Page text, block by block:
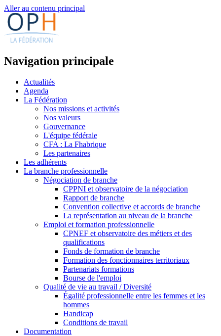
Aller au contenu principal
Navigation principale
Actualités
Agenda
La Fédération
Nos missions et activités
Nos valeurs
Gouvernance
L'équipe fédérale
CFA : La Fhabrique
Les partenaires
Les adhérents
La branche professionnelle
Négociation de branche
CPPNI et observatoire de la négociation
Rapport de branche
Convention collective et accords de branche
La représentation au niveau de la branche
Emploi et formation professionnelle
CPNEF et observatoire des métiers et des
qualifications
Fonds de formation de branche
Formation des fonctionnaires territoriaux
Partenariats formations
Bourse de l'emploi
Qualité de vie au travail / Diversité
Égalité professionnelle entre les femmes et les
hommes
Handicap
Conditions de travail
Documentation